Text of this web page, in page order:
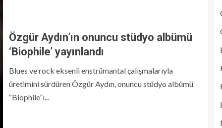
Özgür Aydın’ın onuncu stüdyo albümü
‘Biophile’ yayınlandı
Blues ve rock eksenli enstrümantal çalışmalarıyla
üretimini sürdüren Özgür Aydın, onuncu stüdyo albümü
“Biophile”ı...